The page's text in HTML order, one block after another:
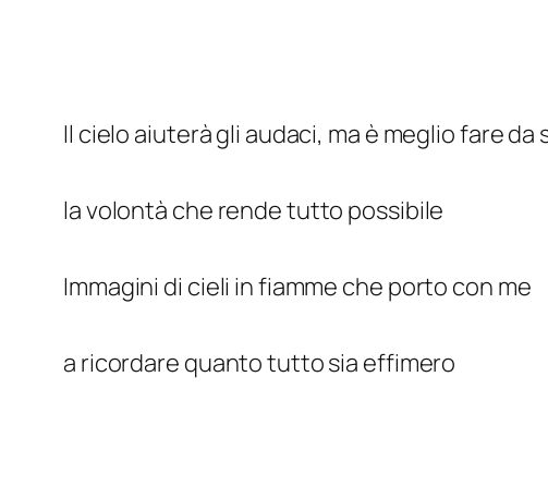
Il cielo aiuterà gli audaci, ma è meglio fare da
la volontà che rende tutto possibile
Immagini di cieli in fiamme che porto con me
a ricordare quanto tutto sia effimero